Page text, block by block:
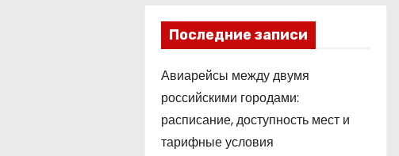
Последние записи
Авиарейсы между двумя
российскими городами:
расписание, доступность мест и
тарифные условия